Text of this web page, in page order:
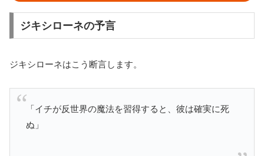
ジキシローネの予言
ジキシローネはこう断言します。
「イチが反世界の魔法を習得すると、彼は確実に死
ぬ」